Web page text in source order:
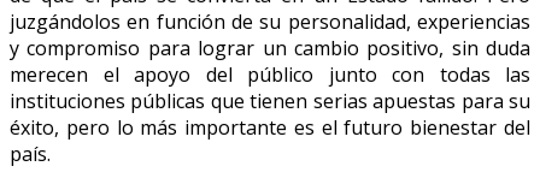
juzgándolos en función de su personalidad, experiencias
y compromiso para lograr un cambio positivo, sin duda
merecen el apoyo del público junto con todas las
instituciones públicas que tienen serias apuestas para su
éxito, pero lo más importante es el futuro bienestar del
país.